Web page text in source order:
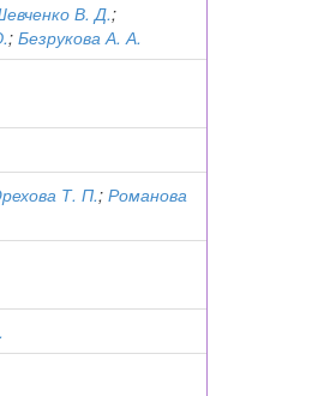
В. Д.;
; Безрукова А. А.
Т. П.; Романова